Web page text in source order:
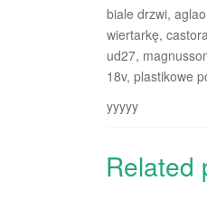
biale drzwi,
wiertarkę,
ud27,
18v, plastikowe
yyyyy
Related